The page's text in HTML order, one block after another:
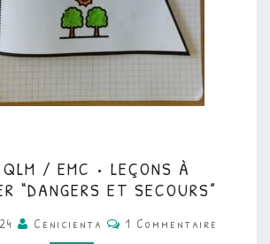
•
QLM
/
/ EMC • LEÇONS À
“DANGERS ET SECOURS”
Cenicienta Commentaires
1 Commentaire